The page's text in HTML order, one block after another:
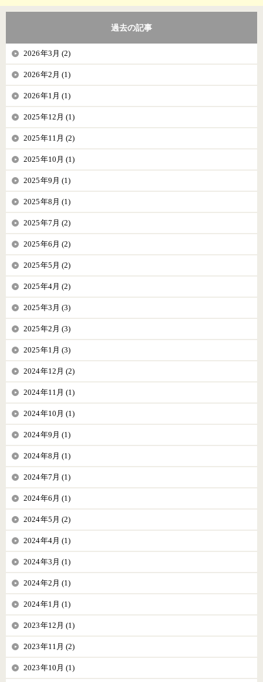
過去の記事
2026年3月 (2)
2026年2月 (1)
2026年1月 (1)
2025年12月 (1)
2025年11月 (2)
2025年10月 (1)
2025年9月 (1)
2025年8月 (1)
2025年7月 (2)
2025年6月 (2)
2025年5月 (2)
2025年4月 (2)
2025年3月 (3)
2025年2月 (3)
2025年1月 (3)
2024年12月 (2)
2024年11月 (1)
2024年10月 (1)
2024年9月 (1)
2024年8月 (1)
2024年7月 (1)
2024年6月 (1)
2024年5月 (2)
2024年4月 (1)
2024年3月 (1)
2024年2月 (1)
2024年1月 (1)
2023年12月 (1)
2023年11月 (2)
2023年10月 (1)